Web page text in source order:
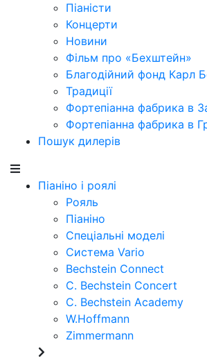
Піаністи
Концерти
Новини
Фільм про «Бехштейн»
Благодійний фонд Карл
Традиції
Фортепіанна фабрика в
Фортепіанна фабрика в
Пошук дилерів
Піаніно і роялі
Рояль
Піаніно
Спеціальні моделі
Система Vario
Bechstein Connect
C. Bechstein Concert
C. Bechstein Academy
W.Hoffmann
Zimmermann